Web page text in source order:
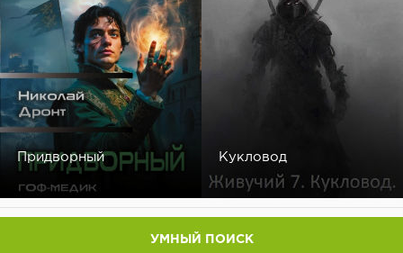
Придворный Кукловод
УМНЫЙ ПОИСК